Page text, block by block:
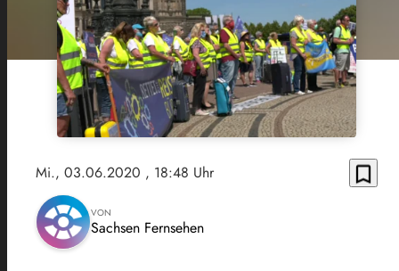
Mi., 03.06.2020 , 18:48 Uhr bookmark_border
VON
Sachsen Fernsehen